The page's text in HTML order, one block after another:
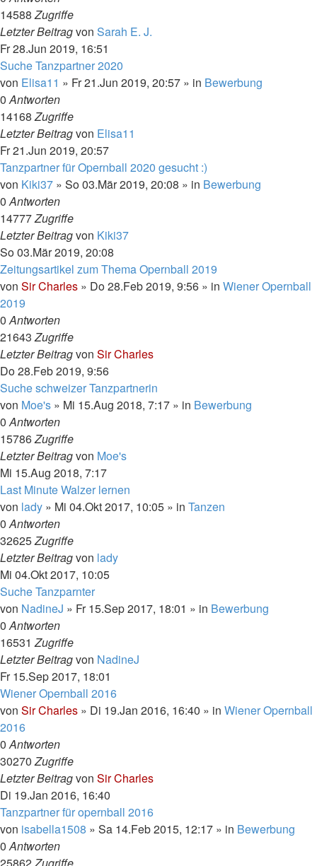
14588Zugriffe
Letzter Beitragvon Sarah E. J.
Fr 28.Jun 2019, 16:51
Suche Tanzpartner 2020
von Elisa11 » Fr 21.Jun 2019, 20:57 » in Bewerbung
0Antworten
14168Zugriffe
Letzter Beitragvon Elisa11
Fr 21.Jun 2019, 20:57
Tanzpartner für Opernball 2020 gesucht :)
von Kiki37 » So 03.Mär 2019, 20:08 » in Bewerbung
0Antworten
14777Zugriffe
Letzter Beitragvon Kiki37
So 03.Mär 2019, 20:08
Zeitungsartikel zum Thema Opernball 2019
von Sir Charles » Do 28.Feb 2019, 9:56 » in Wiener Opernball
2019
0Antworten
21643Zugriffe
Letzter Beitragvon Sir Charles
Do 28.Feb 2019, 9:56
Suche schweizer Tanzpartnerin
von Moe's » Mi 15.Aug 2018, 7:17 » in Bewerbung
0Antworten
15786Zugriffe
Letzter Beitragvon Moe's
Mi 15.Aug 2018, 7:17
Last Minute Walzer lernen
von lady » Mi 04.Okt 2017, 10:05 » in Tanzen
0Antworten
32625Zugriffe
Letzter Beitragvon lady
Mi 04.Okt 2017, 10:05
Suche Tanzparnter
von NadineJ » Fr 15.Sep 2017, 18:01 » in Bewerbung
0Antworten
16531Zugriffe
Letzter Beitragvon NadineJ
Fr 15.Sep 2017, 18:01
Wiener Opernball 2016
von Sir Charles » Di 19.Jan 2016, 16:40 » in Wiener Opernball
2016
0Antworten
30270Zugriffe
Letzter Beitragvon Sir Charles
Di 19.Jan 2016, 16:40
Tanzpartner für opernball 2016
von isabella1508 » Sa 14.Feb 2015, 12:17 » in Bewerbung
0Antworten